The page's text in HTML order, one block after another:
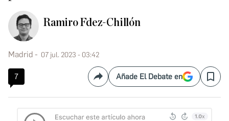
Ramiro Fdez-Chillón
Madrid 07 jul. 2023 - 03:42
7 CompartirAñade El Debate en Save